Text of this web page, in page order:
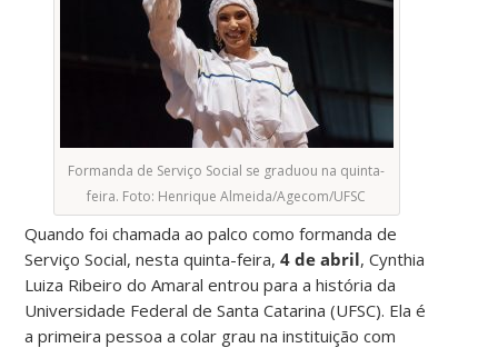
Formanda de Serviço Social se graduou na quinta-
feira. Foto: Henrique Almeida/Agecom/UFSC
Quando foi chamada ao palco como formanda de
Serviço Social, nesta quinta-feira, 4 de abril, Cynthia
Luiza Ribeiro do Amaral entrou para a história da
Universidade Federal de Santa Catarina (UFSC). Ela é
a primeira pessoa a colar grau na instituição com